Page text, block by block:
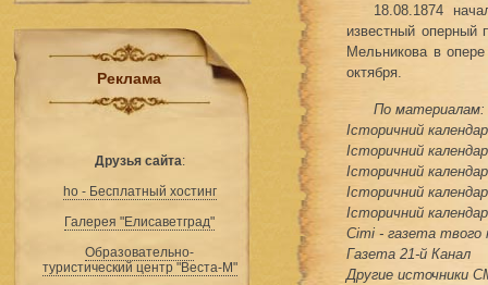
Реклама
Друзья сайта:
ho - Бесплатный хостинг
Галерея "Елисаветград"
Образовательно-
туристический центр "Веста-М"
18.08.1874
известный оперный
Мельникова в
октября.
По материалам:
Історичний
Історичний
Історичний
Історичний
Історичний
Сіті - газета твого
Газета 21-й Канал
Другие источники